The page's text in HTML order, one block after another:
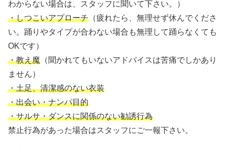
わからない場合は、スタッフに聞いて下さい。）
・しつこいアプローチ （疲れたら、無理せず休んでくださ
い。踊りやタイプが合わない場合も無理して踊らなくても
OKです）
・教え魔 （聞かれてもいないアドバイスは苦痛でしかあり
ません）
・土足、清潔感のない衣装
・出会い・ナンパ目的
・サルサ・ダンスに関係のない勧誘行為
禁止行為があった場合はスタッフにご一報下さい。